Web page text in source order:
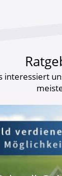
interessiert